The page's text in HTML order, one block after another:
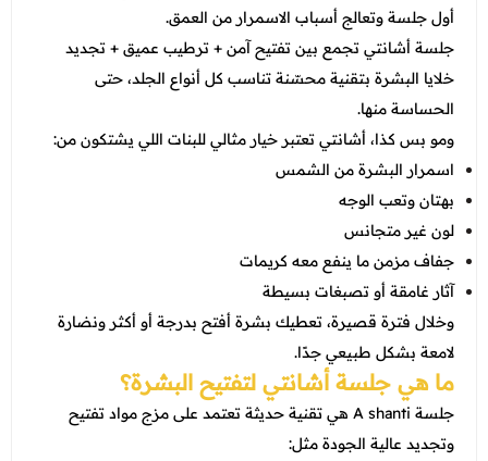
عروض العناية بالشعر
عروض الرجال
عروض جراحات التجميل
عروض قسم الطوارئ
عروض المختبر
عروض الاشعة
عروض الباطنة
عروض العظام
عروض الانف والاذن والحنجرة
عروض العلاج الطبيعي
أول جلسة وتعالج أسباب الاسمرار من العمق.
جلسة أشانتي تجمع بين تفتيح آمن + ترطيب عميق + تجديد
خلايا البشرة بتقنية محسّنة تناسب كل أنواع الجلد، حتى
الحساسة منها.
ومو بس كذا، أشانتي تعتبر خيار مثالي للبنات اللي يشتكون من:
اسمرار البشرة من الشمس
بهتان وتعب الوجه
لون غير متجانس
جفاف مزمن ما ينفع معه كريمات
آثار غامقة أو تصبغات بسيطة
وخلال فترة قصيرة، تعطيك بشرة أفتح بدرجة أو أكثر ونضارة
لامعة بشكل طبيعي جدًا.
ما هي جلسة أشانتي لتفتيح البشرة؟
جلسة A shanti هي تقنية حديثة تعتمد على مزج مواد تفتيح
وتجديد عالية الجودة مثل: